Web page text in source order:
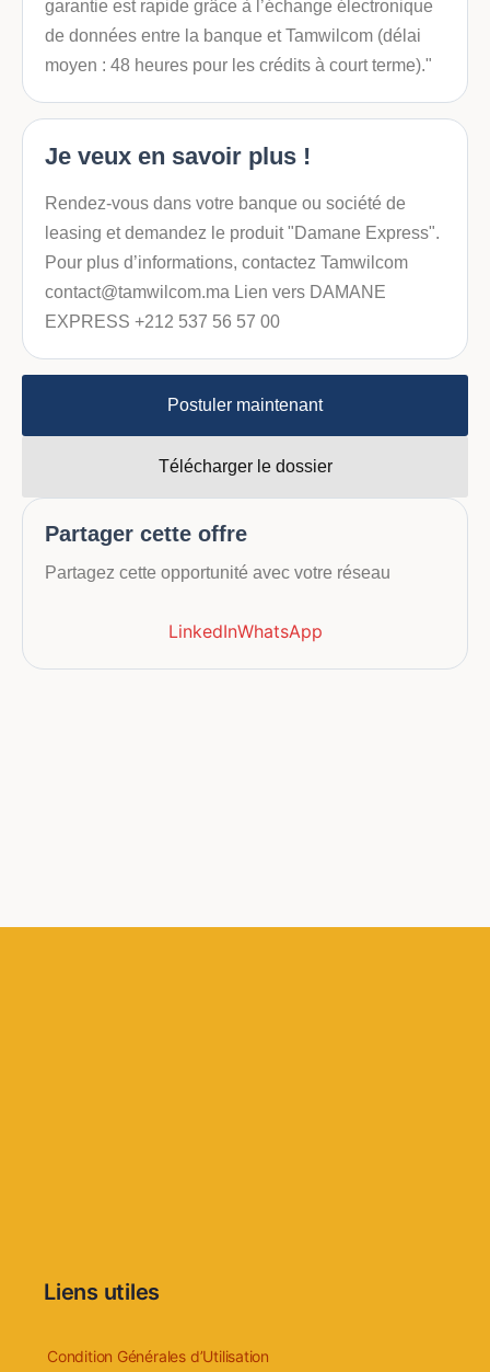
garantie est rapide grâce à l’échange électronique
de données entre la banque et Tamwilcom (délai
moyen : 48 heures pour les crédits à court terme)."
Je veux en savoir plus !
Rendez-vous dans votre banque ou société de
leasing et demandez le produit "Damane Express".
Pour plus d’informations, contactez Tamwilcom
contact@tamwilcom.ma Lien vers DAMANE
EXPRESS +212 537 56 57 00
Postuler maintenant
Télécharger le dossier
Partager cette offre
Partagez cette opportunité avec votre réseau
LinkedInWhatsApp
Liens utiles
Condition Générales d’Utilisation